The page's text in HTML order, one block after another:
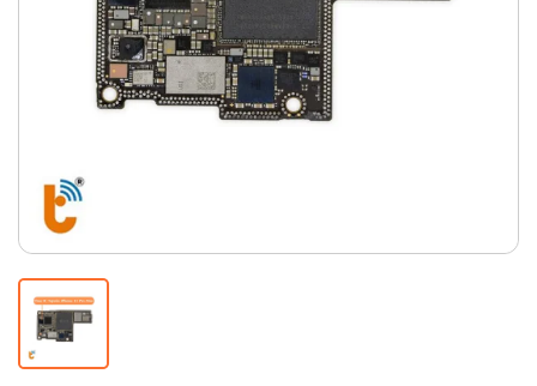
Thay pin
Pin iPhone Pin Samsumg